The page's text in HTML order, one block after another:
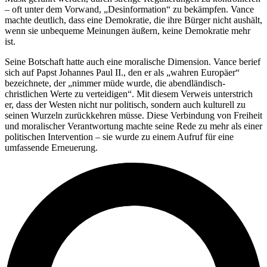
– oft unter dem Vorwand, „Desinformation“ zu bekämpfen. Vance
machte deutlich, dass eine Demokratie, die ihre Bürger nicht aushält,
wenn sie unbequeme Meinungen äußern, keine Demokratie mehr
ist.
Seine Botschaft hatte auch eine moralische Dimension. Vance berief
sich auf Papst Johannes Paul II., den er als „wahren Europäer“
bezeichnete, der „nimmer müde wurde, die abendländisch-
christlichen Werte zu verteidigen“. Mit diesem Verweis unterstrich
er, dass der Westen nicht nur politisch, sondern auch kulturell zu
seinen Wurzeln zurückkehren müsse. Diese Verbindung von Freiheit
und moralischer Verantwortung machte seine Rede zu mehr als einer
politischen Intervention – sie wurde zu einem Aufruf für eine
umfassende Erneuerung.